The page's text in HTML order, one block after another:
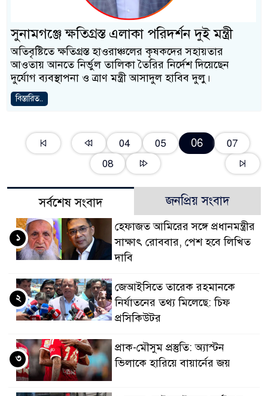
সুনামগঞ্জে ক্ষতিগ্রস্ত এলাকা পরিদর্শন দুই মন্ত্রী
অতিবৃষ্টিতে ক্ষতিগ্রস্ত হাওরাঞ্চলের কৃষকদের সহায়তার
আওতায় আনতে নির্ভুল তালিকা তৈরির নির্দেশ দিয়েছেন
দুর্যোগ ব্যবস্থাপনা ও ত্রাণ মন্ত্রী আসাদুল হাবিব দুলু।
বিস্তারিত..
04 05 06
07
08
সর্বশেষ সংবাদ জনপ্রিয় সংবাদ
হেফাজত আমিরের সঙ্গে প্রধানমন্ত্রীর
সাক্ষাৎ রোববার, পেশ হবে লিখিত
দাবি
১
জেআইসিতে তারেক রহমানকে
নির্যাতনের তথ্য মিলেছে: চিফ
প্রসিকিউটর
২
প্রাক-মৌসুম প্রস্তুতি: অ্যাস্টন
ভিলাকে হারিয়ে বায়ার্নের জয়
৩